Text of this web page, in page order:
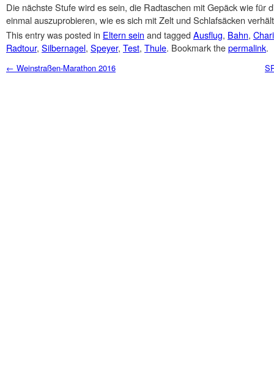
Die nächste Stufe wird es sein, die Radtaschen mit Gepäck wie für
einmal auszuprobieren, wie es sich mit Zelt und Schlafsäcken
This entry was posted in Eltern sein and tagged Ausflug, Bahn,
Radtour, Silbernagel, Speyer, Test, Thule. Bookmark thepermalink.
Post navigation
← Weinstraßen-Marathon 2016